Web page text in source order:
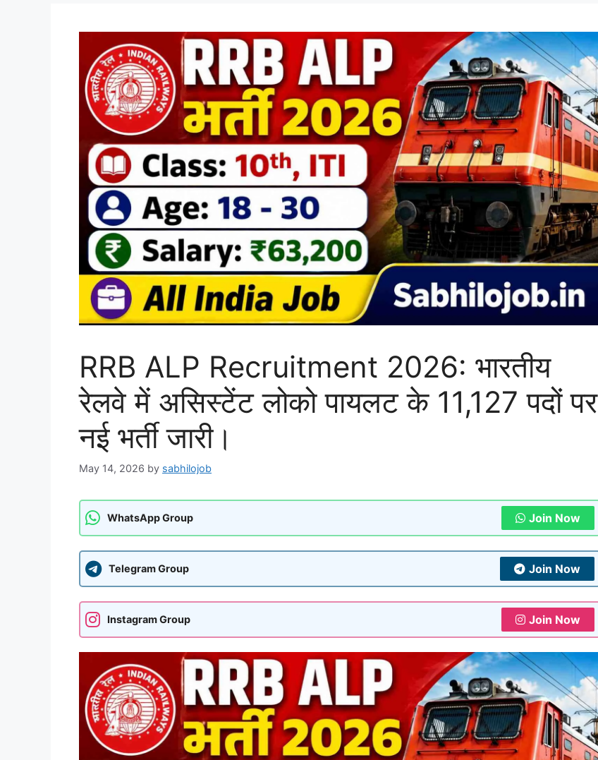
RRB ALP Recruitment 2026: भारतीय
रेलवे में असिस्टेंट लोको पायलट के 11,127 पदों पर
नई भर्ती जारी।
May 14, 2026 by sabhilojob
WhatsApp Group Join Now
Telegram Group Join Now
Instagram Group Join Now